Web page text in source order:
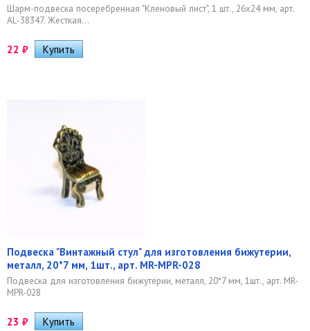
Шарм-подвеска посеребренная "Кленовый лист", 1 шт., 26х24 мм, арт.
AL-38347. Жесткая...
22 ₽
Подвеска "Винтажный стул" для изготовления бижутерии,
металл, 20*7 мм, 1шт., арт. MR-MPR-028
Подвеска для изготовления бижутерии, металл, 20*7 мм, 1шт., арт. MR-
MPR-028
23 ₽